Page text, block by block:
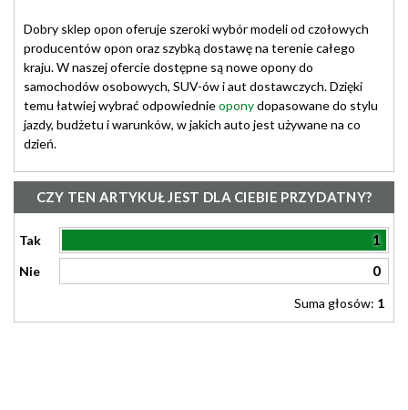
Dobry sklep opon oferuje szeroki wybór modeli od czołowych
producentów opon oraz szybką dostawę na terenie całego
kraju. W naszej ofercie dostępne są nowe opony do
samochodów osobowych, SUV-ów i aut dostawczych. Dzięki
temu łatwiej wybrać odpowiednieoponydopasowane do stylu
jazdy, budżetu i warunków, w jakich auto jest używane na co
dzień.
CZY TEN ARTYKUŁ JEST DLA CIEBIE PRZYDATNY?
Tak 1
Nie 0
Suma głosów: 1